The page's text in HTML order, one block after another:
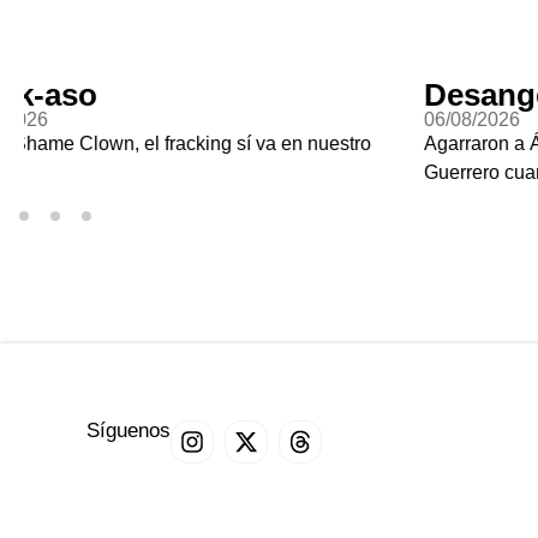
Desangelado
06/08/2026
Agarraron a Ángel Aguirre, el gobernador de
07/
Síguenos